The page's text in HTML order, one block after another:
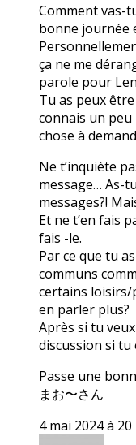
Comment vas-
bonne journée
ça ne me
parole pour
Tu as peux
connais un peu
chose à
Ne t’inquiète
message… As-
messages?!
Et ne t’en fais
fais -le.
Par ce que tu
communs
certains loisirs/
en parler plus?
Après si tu
discussion si tu
Passe une
まお〜さん
4 mai 2024 à